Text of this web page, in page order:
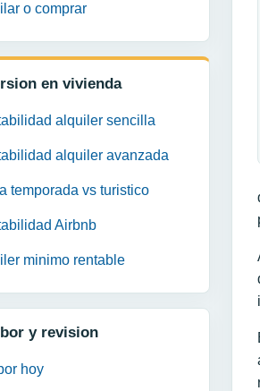
o comprar
en vivienda
alquiler sencilla
alquiler avanzada
temporada vs turistico
Airbnb
minimo rentable
y revision
hoy